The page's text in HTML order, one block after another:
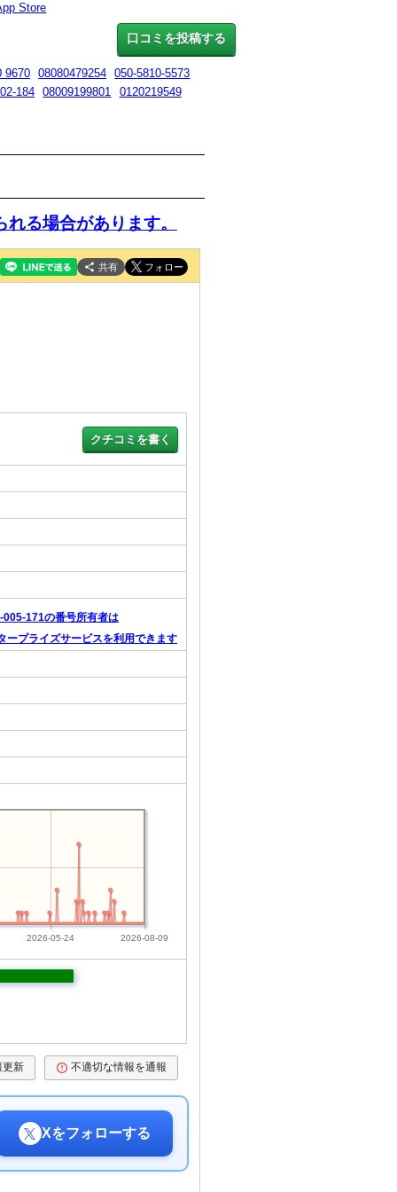
口コミを投稿する
Store
9670 08080479254
050-5810-5573
184 08009199801
0120219549
る場合があります。
共有
005-171の番号所有者は
ープライズサービスを利用できます
2026-05-24 2026-08-09
更新 不適切な情報を通報
Xをフォローする